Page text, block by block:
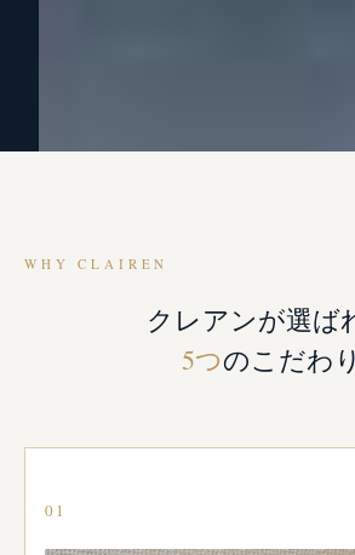
WHY CLAIREN
クレアンが選ば
5つのこだわり
01